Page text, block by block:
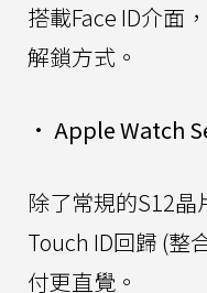
搭載Face ID介面
解鎖方式。
• Apple Watch
除了常規的S12
Touch ID回歸 (整
付更直覺。